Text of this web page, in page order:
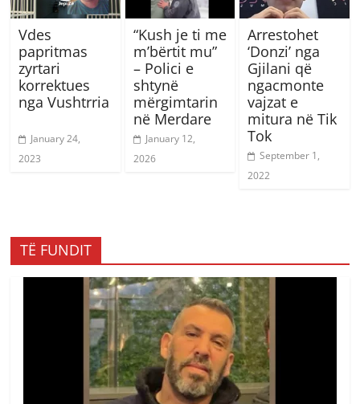
Vdes
papritmas
zyrtari
korrektues
nga Vushtrria
January 24,
2023
“Kush je ti me
m’bërtit mu”
– Polici e
shtynë
mërgimtarin
në Merdare
January 12,
2026
Arrestohet
‘Donzi’ nga
Gjilani që
ngacmonte
vajzat e
mitura në Tik
Tok
September 1,
2022
TË FUNDIT